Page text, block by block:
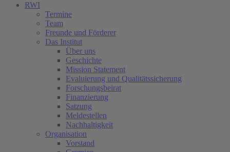
RWI
Termine
Team
Freunde und Förderer
Das Institut
Über uns
Geschichte
Mission Statement
Evaluierung und Qualitätssicherung
Forschungsbeirat
Finanzierung
Satzung
Meldestellen
Nachhaltigkeit
Organisation
Vorstand